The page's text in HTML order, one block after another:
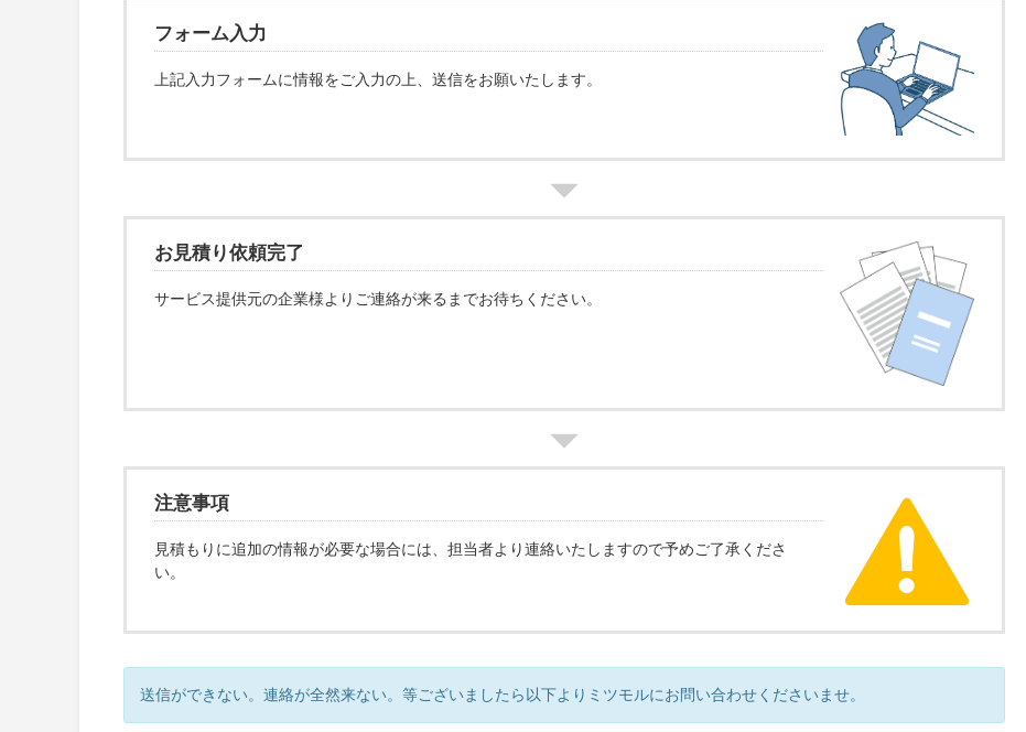
フォーム入力
上記入力フォームに情報をご入力の上、送信をお願いたします。
お見積り依頼完了
サービス提供元の企業様よりご連絡が来るまでお待ちください。
注意事項
見積もりに追加の情報が必要な場合には、担当者より連絡いたしますので予めご了承くださ
い。
送信ができない。連絡が全然来ない。等ございましたら以下よりミツモルにお問い合わせくださいませ。